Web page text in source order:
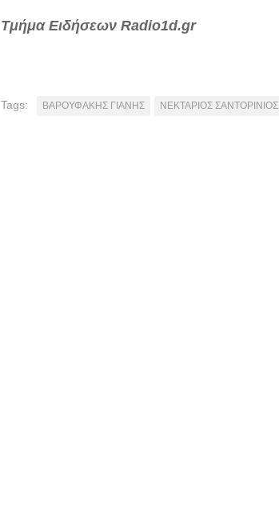
Τμήμα Ειδήσεων Radio1d.gr
Tags: ΒΑΡΟΥΦΑΚΗΣ ΓΙΑΝΗΣ ΝΕΚΤΑΡΙΟΣ ΣΑΝΤΟΡΙΝΙΟΣ